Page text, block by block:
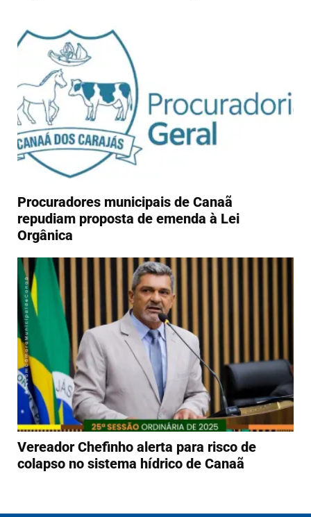
Procuradores municipais de Canaã
repudiam proposta de emenda à Lei
Orgânica
Vereador Chefinho alerta para risco de
colapso no sistema hídrico de Canaã